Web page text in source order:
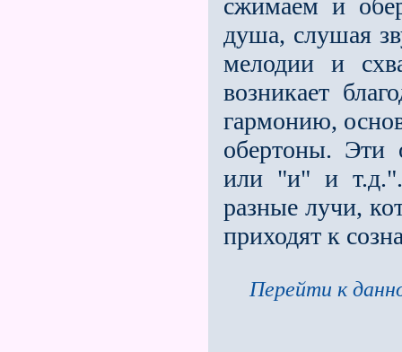
сжимаем и
душа, слушая
мелодии и
возникает
гармонию,
обертоны. Эти
или "и" и т.д.".
разные лучи,
приходят к
Перейти к